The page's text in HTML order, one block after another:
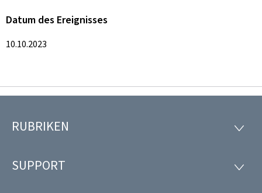
Datum des Ereignisses
10.10.2023
Footer
RUBRIKEN
SUPPORT